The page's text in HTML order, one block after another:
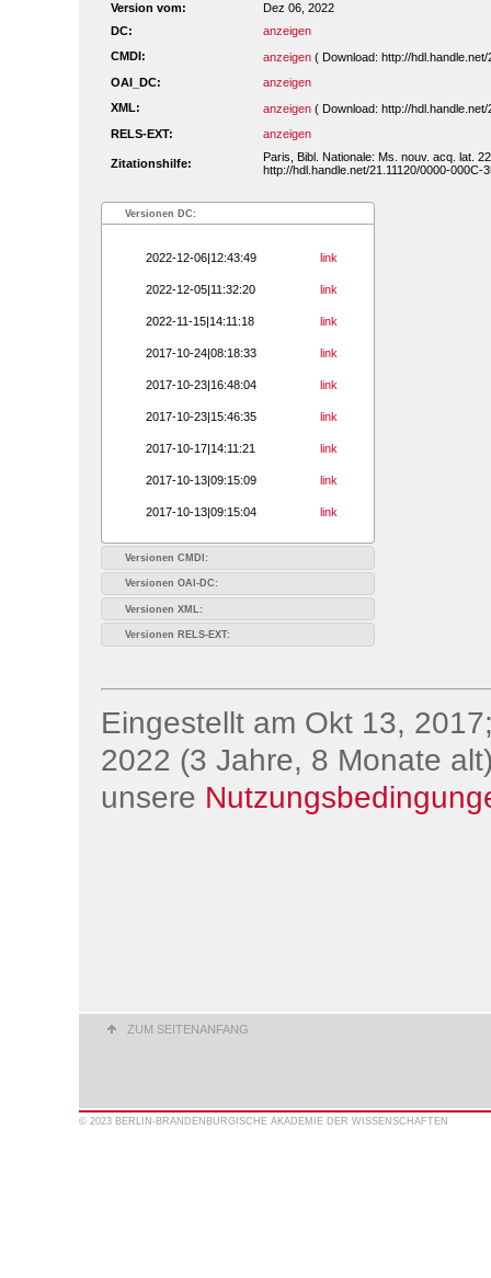
Version vom:
Dez 06, 2022
DC:
anzeigen
CMDI:
anzeigen ( Download: http://
OAI_DC:
anzeigen
XML:
anzeigen ( Download: http://
RELS-EXT:
anzeigen
Zitationshilfe:
Paris, Bibl. Nationale: Ms. nouv. acq. lat.
http://hdl.handle.net/21.11120/0000-000C-
Versionen DC:
2022-12-06|12:43:49 link
2022-12-05|11:32:20 link
2022-11-15|14:11:18 link
2017-10-24|08:18:33 link
2017-10-23|16:48:04 link
2017-10-23|15:46:35 link
2017-10-17|14:11:21 link
2017-10-13|09:15:09 link
2017-10-13|09:15:04 link
Versionen CMDI:
Versionen OAI-DC:
Versionen XML:
Versionen RELS-EXT:
Eingestellt am Okt 13,
2022 (3 Jahre, 8 Monate
unsere
ZUM SEITENANFANG
© 2023 BERLIN-BRANDENBURGISCHE AKADEMIE DER WISSENSCHAFTEN